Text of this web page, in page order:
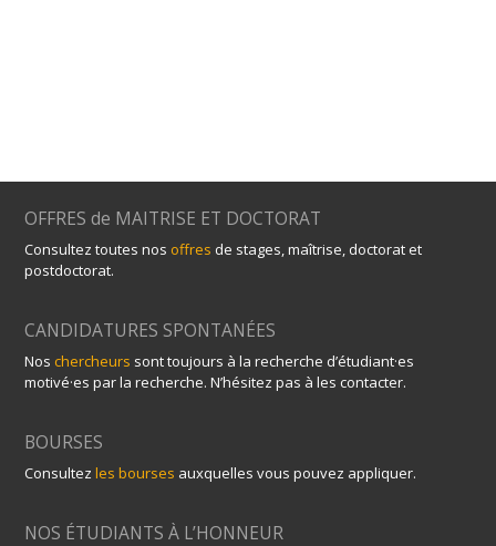
OFFRES de MAITRISE ET DOCTORAT
Consultez toutes nos offres de stages, maîtrise, doctorat et
postdoctorat.
CANDIDATURES SPONTANÉES
Noschercheurs sont toujours à la recherche d’étudiant·es
motivé·es par la recherche. N’hésitez pas à les contacter.
BOURSES
Consultezles bourses auxquelles vous pouvez appliquer.
NOS ÉTUDIANTS À L’HONNEUR